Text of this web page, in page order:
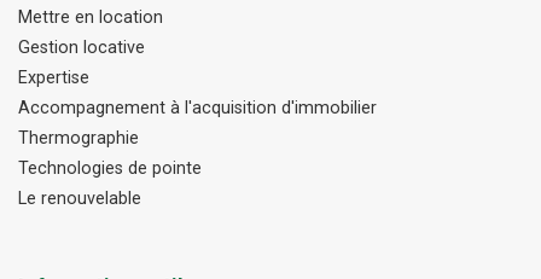
Mettre en location
Gestion locative
Expertise
Accompagnement à l'acquisition d'immobilier
Thermographie
Technologies de pointe
Le renouvelable